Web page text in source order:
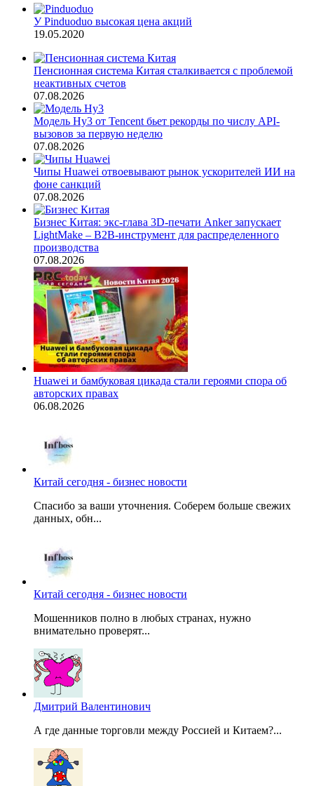
У Pinduoduo высокая цена акций
19.05.2020
Пенсионная система Китая сталкивается с проблемой
неактивных счетов
07.08.2026
Модель Hy3 от Tencent бьет рекорды по числу API-
вызовов за первую неделю
07.08.2026
Чипы Huawei отвоевывают рынок ускорителей ИИ на
фоне санкций
07.08.2026
Бизнес Китая: экс-глава 3D-печати Anker запускает
LightMake – B2B-инструмент для распределенного
производства
07.08.2026
Huawei и бамбуковая цикада стали героями спора об
авторских правах
06.08.2026
Китай сегодня - бизнес новости
Спасибо за ваши уточнения. Соберем больше свежих
данных, обн...
Китай сегодня - бизнес новости
Мошенников полно в любых странах, нужно
внимательно проверят...
Дмитрий Валентинович
А где данные торговли между Россией и Китаем?...